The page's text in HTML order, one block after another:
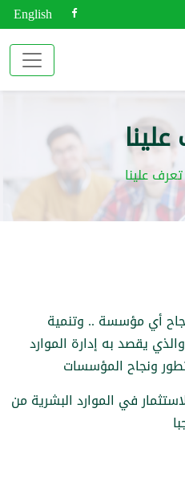
English
تعرف علينا
أي مؤسسة .. وتنمية
يقصد به إدارة الموارد
ونجاح المؤسسات
في الموارد البشرية من